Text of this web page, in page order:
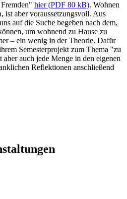
hier (PDF 80 kB). Wohnen
ist aber voraussetzungsvoll. Aus
auf die Suche begeben nach dem,
um wohnend zu Hause zu
– ein wenig in der Theorie. Dafür
Semesterprojekt zum Thema "zu
auch jede Menge in den eigenen
Reflektionen anschließend